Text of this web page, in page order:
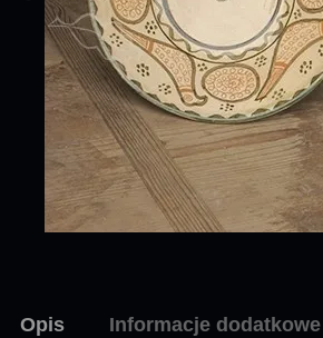
Opis Informacje dodatkowe